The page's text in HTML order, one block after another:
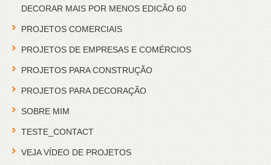
DECORAR MAIS POR MENOS EDICÃO 60
PROJETOS COMERCIAIS
PROJETOS DE EMPRESAS E COMÉRCIOS
PROJETOS PARA CONSTRUÇÃO
PROJETOS PARA DECORAÇÃO
SOBRE MIM
TESTE_CONTACT
VEJA VÍDEO DE PROJETOS